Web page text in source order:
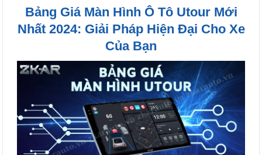
Bảng Giá Màn Hình Ô Tô Utour Mới
Nhất 2024: Giải Pháp Hiện Đại Cho Xe
Của Bạn